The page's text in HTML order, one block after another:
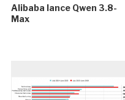
Alibaba lance Qwen 3.8-
Max